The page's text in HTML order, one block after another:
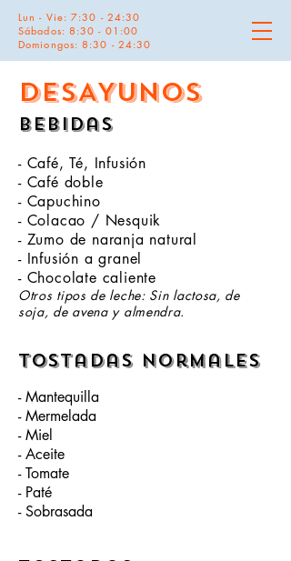
Lun - Vie: 7:30 - 24:30
Sábados: 8:30 - 01:00
Domiongos: 8:30 - 24:30
DESAYUNOS
bebidas
- Café, Té, Infusión
- Café doble
- Capuchino
- Colacao / Nesquik
- Zumo de naranja natural
- Infusión a granel
- Chocolate caliente
Otros tipos de leche: Sin lactosa, de
soja, de avena y almendra.
Tostadas normales
- Mantequilla
- Mermelada
- Miel
- Aceite
- Tomate
- Paté
- Sobrasada